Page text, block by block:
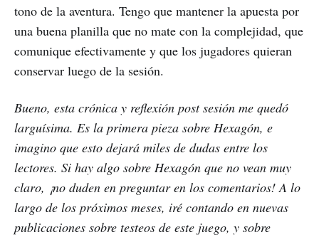
tono de la aventura. Tengo que mantener la apuesta por
una buena planilla que no mate con la complejidad, que
comunique efectivamente y que los jugadores quieran
conservar luego de la sesión.
Bueno, esta crónica y reflexión post sesión me quedó
larguísima. Es la primera pieza sobre Hexagón, e
imagino que esto dejará miles de dudas entre los
lectores. Si hay algo sobre Hexagón que no vean muy
claro, ¡no duden en preguntar en los comentarios! A lo
largo de los próximos meses, iré contando en nuevas
publicaciones sobre testeos de este juego, y sobre